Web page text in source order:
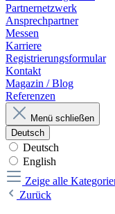
Partnernetzwerk
Ansprechpartner
Messen
Karriere
Registrierungsformular
Kontakt
Magazin / Blog
Referenzen
Menü schließen
Deutsch
Deutsch
English
Zeige alle
Zurück